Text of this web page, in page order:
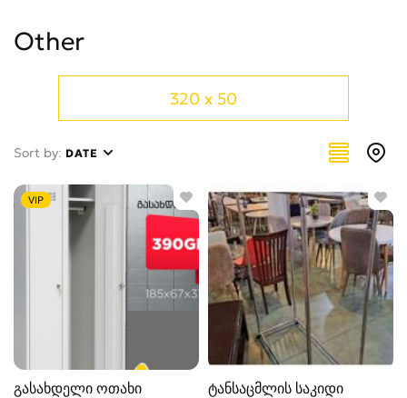
Pump
Other
320 x 50
Sort by: DATE
VIP
გასახდელი ოთახი ტანსაცმლის საკიდი